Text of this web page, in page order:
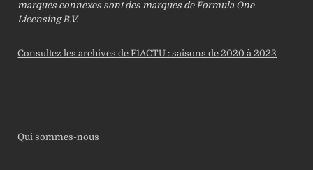
marques connexes sont des marques de Formula One
Licensing B.V.
Consultez les archives de F1ACTU : saisons de 2020 à 2023
Qui sommes-nous